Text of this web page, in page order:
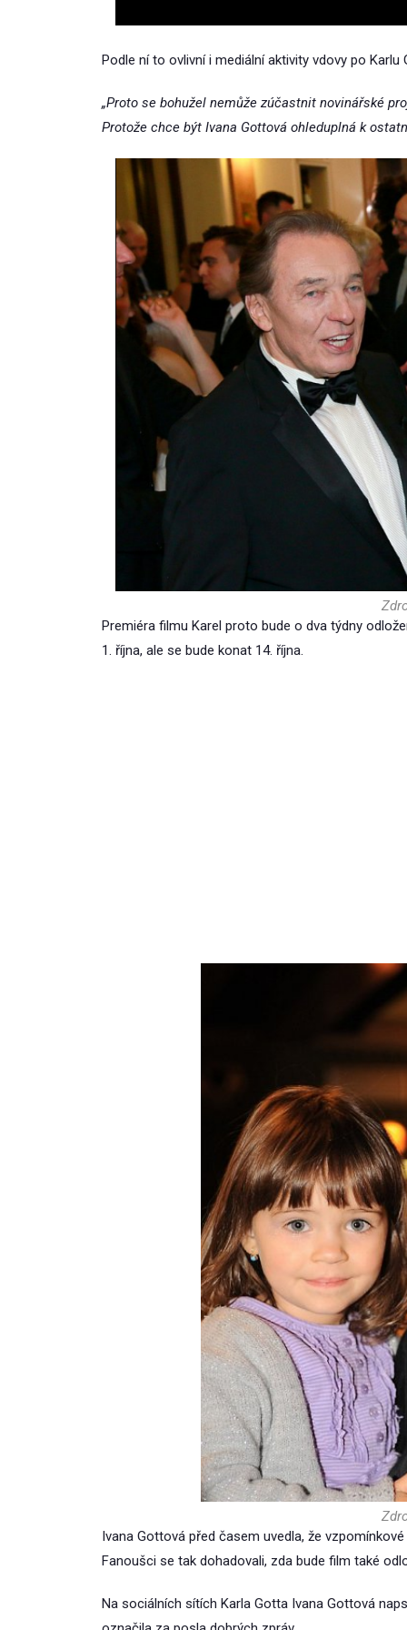
Podle ní to ovlivní i mediální aktivity vdovy po
„Proto se bohužel nemůže zúčastnit novinářské
Protože chce být Ivana Gottová ohleduplná k
Premiéra filmu Karel proto bude o dva týdny
1. října, ale se bude konat 14. října.
Ivana Gottová před časem uvedla, že
Fanoušci se tak dohadovali, zda bude film také
Na sociálních sítích Karla Gotta Ivana Gottová